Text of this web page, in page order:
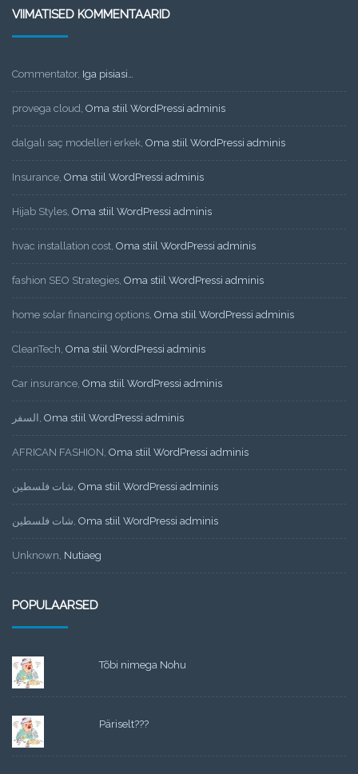
VIIMATISED KOMMENTAARID
Commentator, Iga pisiasi…
provega cloud, Oma stiil WordPressi adminis
dalgalı saç modelleri erkek, Oma stiil WordPressi adminis
Insurance, Oma stiil WordPressi adminis
Hijab Styles, Oma stiil WordPressi adminis
hvac installation cost, Oma stiil WordPressi adminis
fashion SEO Strategies, Oma stiil WordPressi adminis
home solar financing options, Oma stiil WordPressi adminis
CleanTech, Oma stiil WordPressi adminis
Car insurance, Oma stiil WordPressi adminis
السفر , Oma stiil WordPressi adminis
AFRICAN FASHION, Oma stiil WordPressi adminis
شات فلسطين, Oma stiil WordPressi adminis
شات فلسطين, Oma stiil WordPressi adminis
Unknown, Nutiaeg
POPULAARSED
Tõbi nimega Nohu
Päriselt???